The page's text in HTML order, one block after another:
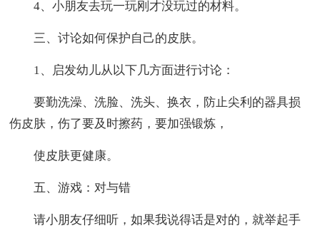
4、小朋友去玩一玩刚才没玩过的材料。
三、讨论如何保护自己的皮肤。
1、启发幼儿从以下几方面进行讨论：
要勤洗澡、洗脸、洗头、换衣，防止尖利的器具损
伤皮肤，伤了要及时擦药，要加强锻炼，
使皮肤更健康。
五、游戏：对与错
请小朋友仔细听，如果我说得话是对的，就举起手